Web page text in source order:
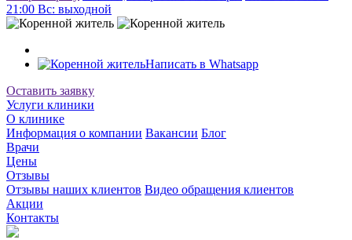
21:00 Вc: выходной
Написать в Whatsapp
Оставить заявку
Услуги клиники
О клинике
Информация о компании Вакансии Блог
Врачи
Цены
Отзывы
Отзывы наших клиентов Видео обращения клиентов
Акции
Контакты